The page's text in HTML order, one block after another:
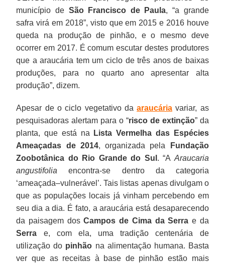
município de São Francisco de Paula, “a grande
safra virá em 2018”, visto que em 2015 e 2016 houve
queda na produção de pinhão, e o mesmo deve
ocorrer em 2017. É comum escutar destes produtores
que a araucária tem um ciclo de três anos de baixas
produções, para no quarto ano apresentar alta
produção”, dizem.
Apesar de o ciclo vegetativo daaraucária variar, as
pesquisadoras alertam para o “risco de extinção” da
planta, que está na
Lista Vermelha das Espécies
Ameaçadas de 2014, organizada pela
Fundação
Zoobotânica do Rio Grande do Sul . “A Araucaria
angustifolia encontra-se dentro da categoria
‘ameaçada–vulnerável’. Tais listas apenas divulgam o
que as populações locais já vinham percebendo em
seu dia a dia. É fato, a araucária está desaparecendo
da paisagem dosCampos de Cima da Serra e da
Serra e, com ela, uma tradição centenária de
utilização do pinhão na alimentação humana. Basta
ver que as receitas à base de pinhão estão mais